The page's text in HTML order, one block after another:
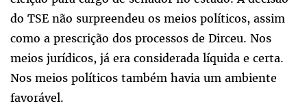
do TSE não surpreendeu os meios políticos, assim
como a prescrição dos processos de Dirceu. Nos
meios jurídicos, já era considerada líquida e certa.
Nos meios políticos também havia um ambiente
favorável.